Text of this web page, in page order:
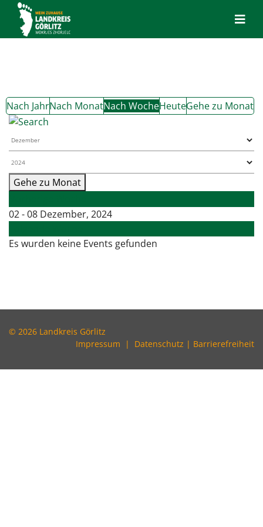
Nach JahrNach MonatNach WocheHeuteGehe zu Monat
Gehe zu Monat
02 - 08 Dezember, 2024
Es wurden keine Events gefunden
© 2026 Landkreis Görlitz
Impressum | Datenschutz | Barrierefreiheit